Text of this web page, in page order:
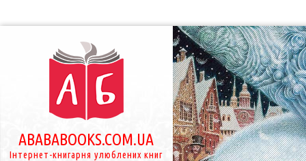
ABABABOOKS.COM.UA
Інтернет-книгарня улюблених книг